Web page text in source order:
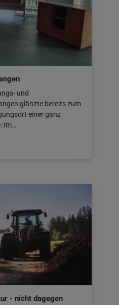
und
glänzte bereits zum
einer ganz
Im…
- nicht dagegen